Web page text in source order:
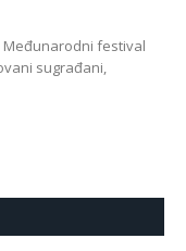
festival
sugrađani,